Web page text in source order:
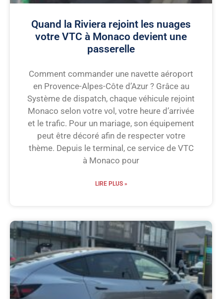
Quand la Riviera rejoint les nuages
votre VTC à Monaco devient une
passerelle
Comment commander une navette aéroport
en Provence-Alpes-Côte d’Azur ? Grâce au
Système de dispatch, chaque véhicule rejoint
Monaco selon votre vol, votre heure d’arrivée
et le trafic. Pour un mariage, son équipement
peut être décoré afin de respecter votre
thème. Depuis le terminal, ce service de VTC
à Monaco pour
LIRE PLUS »